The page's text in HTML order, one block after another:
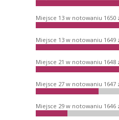
Miejsce 13 w notowaniu 1650
Miejsce 13 w notowaniu 1649
Miejsce 21 w notowaniu
Miejsce 27 w notowaniu
Miejsce 29 w notowaniu